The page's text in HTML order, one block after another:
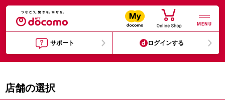
MENU
サポート ログインする
店舗の選択